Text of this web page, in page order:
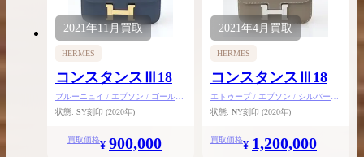
2021年11月買取
HERMES
コンスタンスⅢ18
ブルーニュイ / エプソン / ゴールド
金具
状態: SY刻印 (2020年)
買取価格¥ 900,000
2021年4月買取
HERMES
コンスタンスⅢ18
エトゥープ / エプソン / シルバー金
具
状態: NY刻印 (2020年)
買取価格¥ 1,200,000